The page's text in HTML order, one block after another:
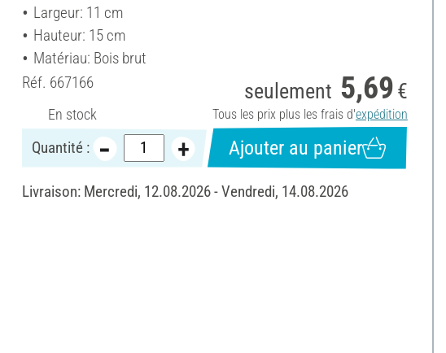
Largeur: 11 cm
Hauteur: 15 cm
Matériau: Bois brut
Réf. 667166
En stock
seulement 5,69 €
Tous les prix plus les frais d'expédition
Quantité : Ajouter au panier
Livraison: Mercredi, 12.08.2026 - Vendredi, 14.08.2026